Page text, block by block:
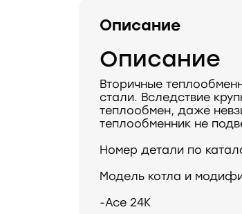
Описание
Описание
Вторичные
стали. Вследствие
теплообмен, даже
теплообменник не
Номер детали по
Модель котла и
-Ace 24K